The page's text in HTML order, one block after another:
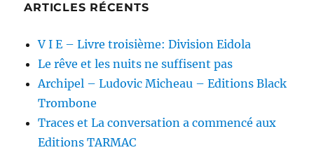
ARTICLES RÉCENTS
V I E – Livre troisième: Division Eidola
Le rêve et les nuits ne suffisent pas
Archipel – Ludovic Micheau – Editions Black
Trombone
Traces et La conversation a commencé aux
Editions TARMAC